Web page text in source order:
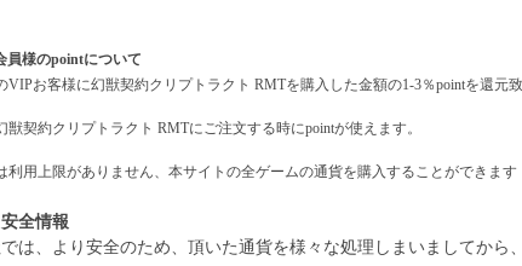
員様のpointについて
VIPお客様に幻獣契約クリプトラクト RMTを購入した金額の1-3％pointを還元致
獣契約クリプトラクト RMTにご注文する時にpointが使えます。
利用上限がありません、本サイトの全ゲームの通貨を購入することができます
全情報
は、より安全のため、頂いた通貨を様々な処理しまいましてから